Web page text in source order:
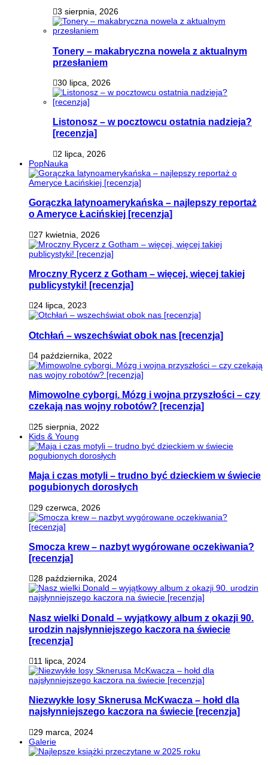
3 sierpnia, 2026
Tonery – makabryczna nowela z aktualnym
przesłaniem
30 lipca, 2026
Listonosz – w pocztowcu ostatnia nadzieja?
[recenzja]
2 lipca, 2026
PopNauka
Gorączka latynoamerykańska – najlepszy reportaż
o Ameryce Łacińskiej [recenzja]
27 kwietnia, 2026
Mroczny Rycerz z Gotham – więcej, więcej takiej
publicystyki! [recenzja]
24 lipca, 2023
Otchłań – wszechświat obok nas [recenzja]
4 października, 2022
Mimowolne cyborgi. Mózg i wojna przyszłości – czy
czekają nas wojny robotów? [recenzja]
25 sierpnia, 2022
Kids & Young
Maja i czas motyli – trudno być dzieckiem w świecie
pogubionych dorosłych
29 czerwca, 2026
Smocza krew – nazbyt wygórowane oczekiwania?
[recenzja]
28 października, 2024
Nasz wielki Donald – wyjątkowy album z okazji 90.
urodzin najsłynniejszego kaczora na świecie
[recenzja]
11 lipca, 2024
Niezwykłe losy Sknerusa McKwacza – hołd dla
najsłynniejszego kaczora na świecie [recenzja]
29 marca, 2024
Galerie